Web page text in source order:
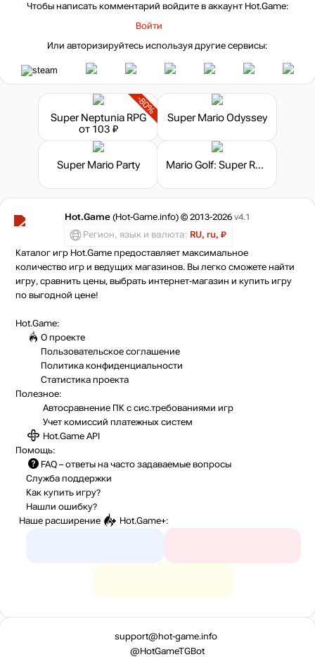
Чтобы написать комментарий войдите в аккаунт Hot.Game:
Войти
Или авторизируйтесь используя другие сервисы:
-80%
Super Neptunia RPG
от 103 ₽
Super Mario Odyssey
Super Mario Party Mario Golf: Super Rush
Hot.Game (Hot-Game.info) © 2013-2026 v4.1
Регион, язык и валюта: RU, ru, ₽
Каталог игр Hot.Game предоставляет максимальное
количество игр и ведущих магазинов. Вы легко сможете найти
игру, сравнить цены, выбрать интернет-магазин и купить игру
по выгодной цене!
Hot.Game:
О проекте
Пользовательское соглашение
Политика конфиденциальности
Статистика проекта
Полезное:
Автосравнение ПК с сис.требованиями игр
Учет комиссий платежных систем
Hot.Game API
Помощь:
FAQ – ответы на часто задаваемые вопросы
Служба поддержки
Как купить игру?
Нашли ошибку?
Наше расширение
Hot.Game+:
support@hot-game.info
@HotGameTGBot